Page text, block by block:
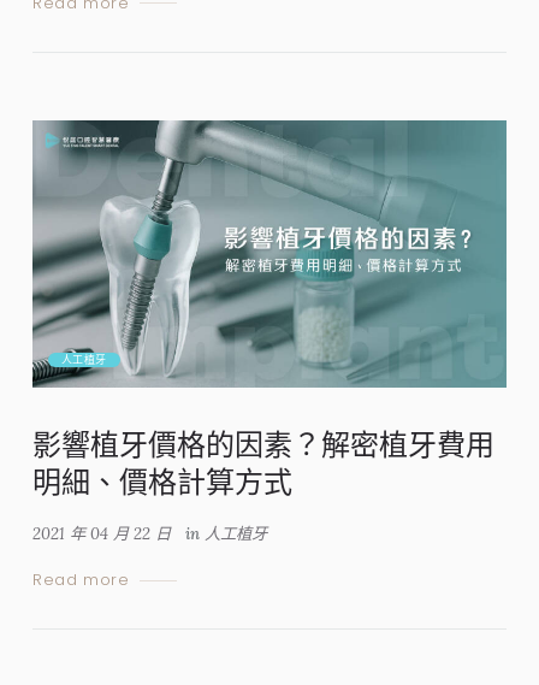
人工植牙
影響植牙價格的因素？解密植牙費用
明細、價格計算方式
2021 年 04 月 22 日 in 人工植牙
Read more